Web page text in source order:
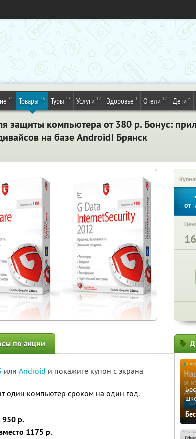
31 Товары 26 Туры 13 Услуги 12 Здоровье 1 Отели 17 Дети 6
защиты компьютера от 380 р. Бонус:
на базе Android! Брянск
от
по акции
или Android и покажите купон с экрана
один компьютер сроком на один год.
950 р.
1175 р.